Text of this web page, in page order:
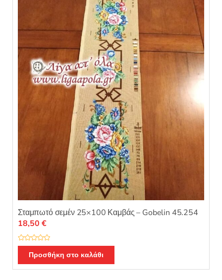
0
π
ό
5
Σταμπωτό σεμέν 25×100 Καμβάς – Gobelin 45.254
Β
μ
ο
18,50 €
Προσθήκη στο καλάθι